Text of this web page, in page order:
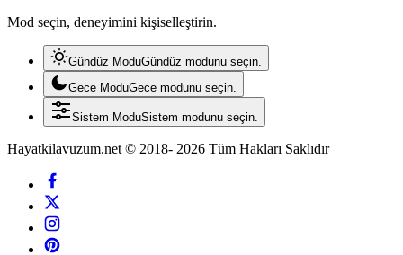
Mod seçin, deneyimini kişiselleştirin.
Gündüz ModuGündüz modunu seçin.
Gece ModuGece modunu seçin.
Sistem ModuSistem modunu seçin.
Hayatkilavuzum.net © 2018- 2026 Tüm Hakları Saklıdır